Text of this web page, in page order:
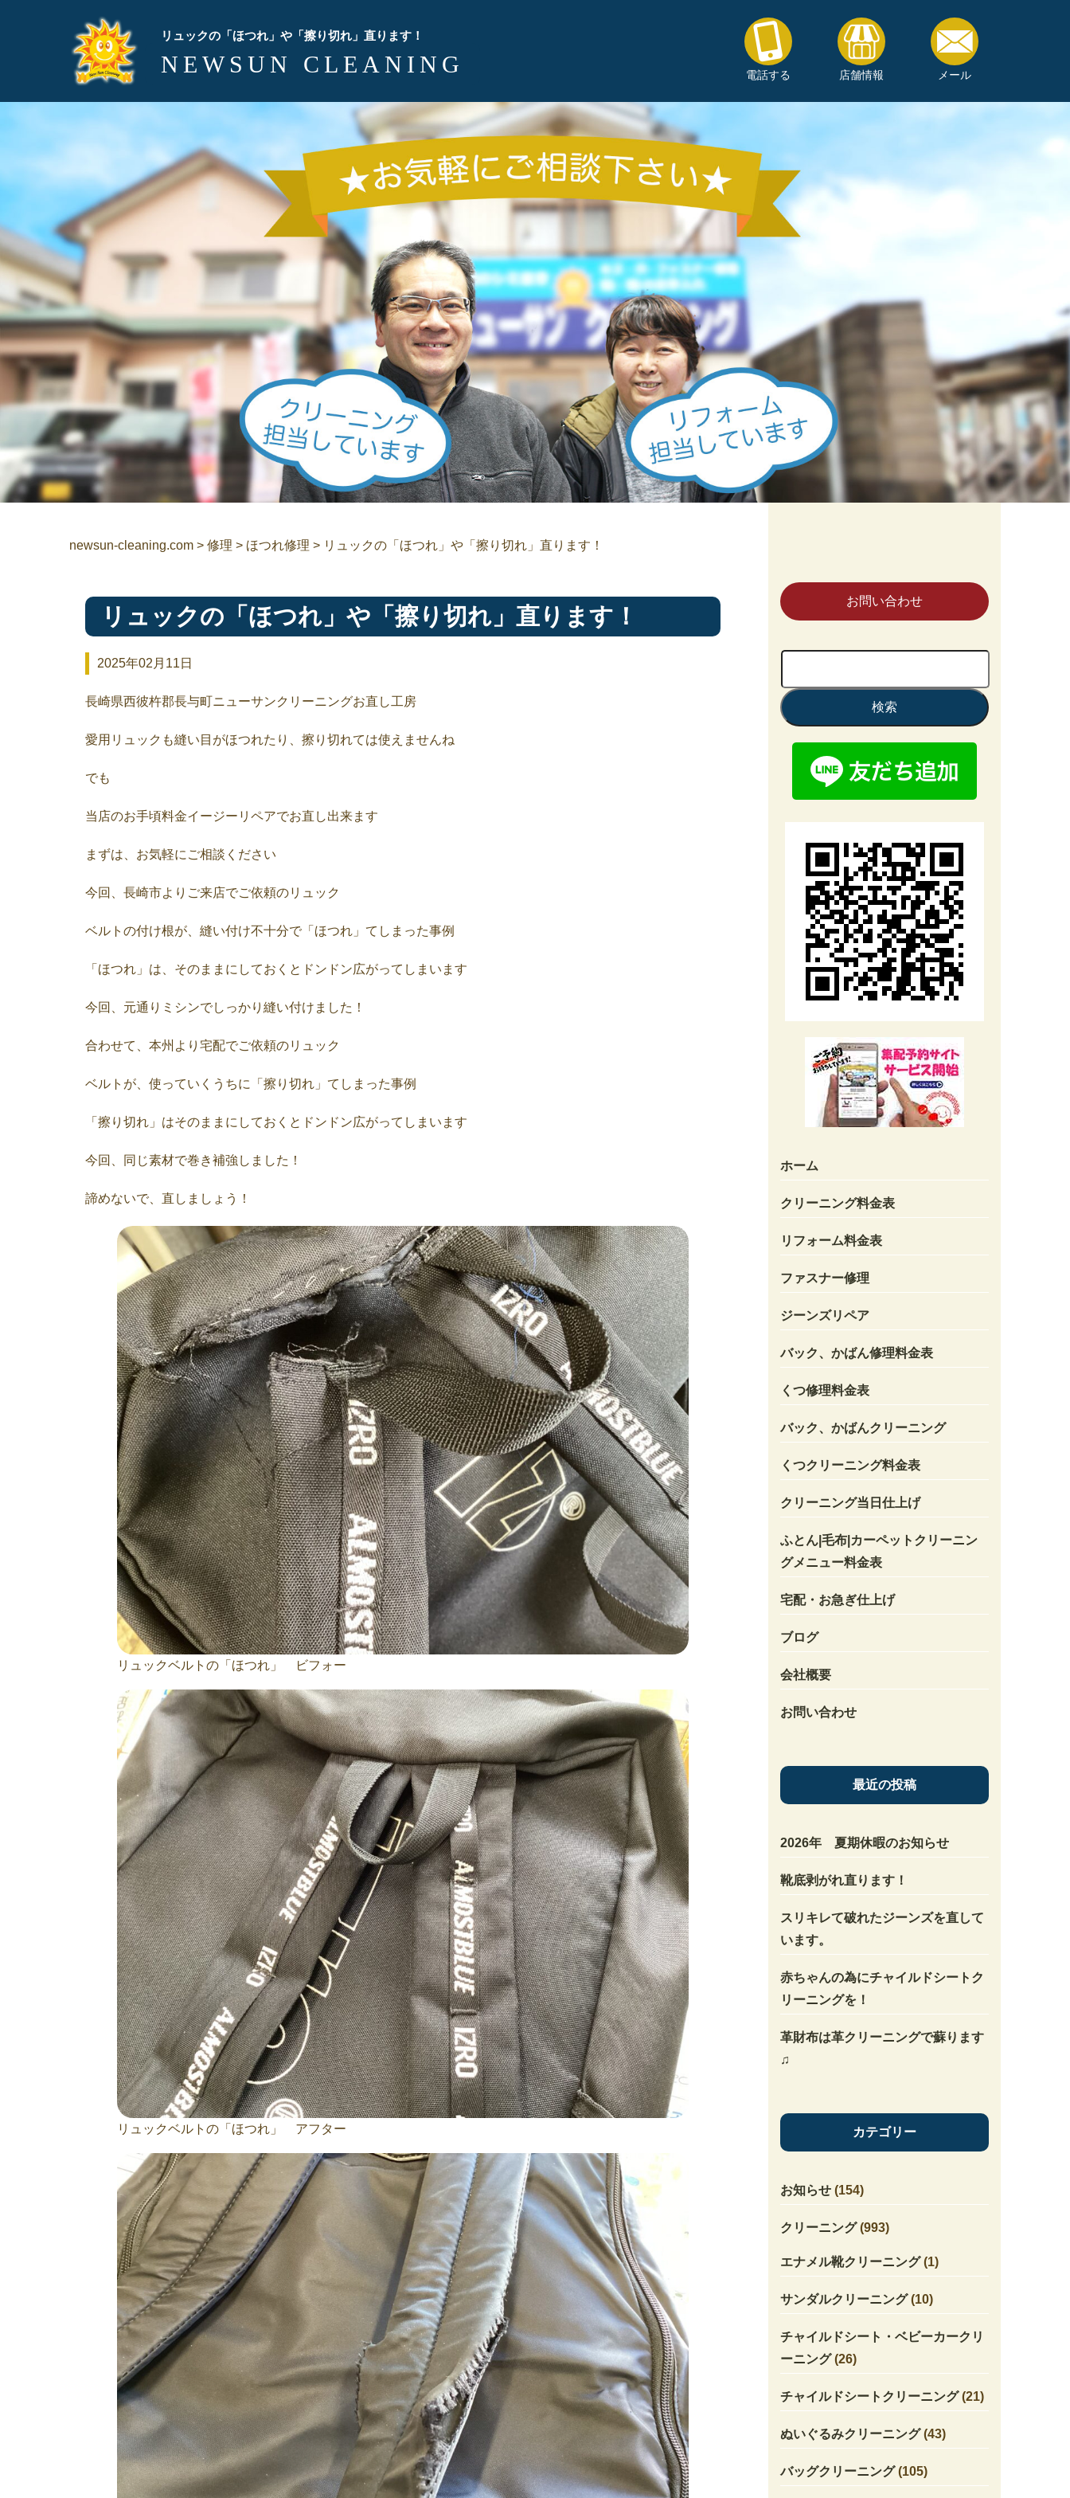
リュックの「ほつれ」や「擦り切れ」直ります！
NEWSUN CLEANING 電話する 店舗情報 メール
お問い合わせ
索:
ホーム
クリーニング料金表
リフォーム料金表
ファスナー修理
ジーンズリペア
バック、かばん修理料金表
くつ修理料金表
バック、かばんクリーニング
くつクリーニング料金表
クリーニング当日仕上げ
ふとん|毛布|カーペットクリーニン
グメニュー料金表
宅配・お急ぎ仕上げ
ブログ
会社概要
お問い合わせ
最近の投稿
2026年 夏期休暇のお知らせ
靴底剥がれ直ります！
スリキレて破れたジーンズを直して
います。
赤ちゃんの為にチャイルドシートク
リーニングを！
革財布は革クリーニングで蘇ります
♫
カテゴリー
お知らせ(154)
クリーニング(993)
エナメル靴クリーニング(1)
サンダルクリーニング(10)
チャイルドシート・ベビーカークリ
ーニング(26)
チャイルドシートクリーニング(21)
ぬいぐるみクリーニング(43)
バッグクリーニング(105)
newsun-cleaning.com > 修理 > ほつれ修理 > リュックの「ほつれ」や「擦り切れ」直ります！
リュックの「ほつれ」や「擦り切れ」直ります！
2025年02月11日
長崎県西彼杵郡長与町ニューサンクリーニングお直し工房
愛用リュックも縫い目がほつれたり、擦り切れては使えませんね
でも
当店のお手頃料金イージーリペアでお直し出来ます
まずは、お気軽にご相談ください
今回、長崎市よりご来店でご依頼のリュック
ベルトの付け根が、縫い付け不十分で「ほつれ」てしまった事例
「ほつれ」は、そのままにしておくとドンドン広がってしまいます
今回、元通りミシンでしっかり縫い付けました！
合わせて、本州より宅配でご依頼のリュック
ベルトが、使っていくうちに「擦り切れ」てしまった事例
「擦り切れ」はそのままにしておくとドンドン広がってしまいます
今回、同じ素材で巻き補強しました！
諦めないで、直しましょう！
リュックベルトの「ほつれ」 ビフォー
リュックベルトの「ほつれ」 アフター